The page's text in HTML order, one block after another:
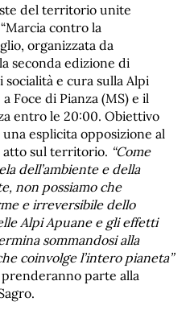
del territorio unite
contro la
organizzata da
seconda edizione di
e cura sulla Alpi
Foce di Pianza (MS) e il
entro le 20:00. Obiettivo
esplicita opposizione al
atto sul territorio. “Come
dell’ambiente e della
non possiamo che
e irreversibile dello
Alpi Apuane e gli effetti
sommandosi alla
coinvolge l’intero pianeta”
parte alla